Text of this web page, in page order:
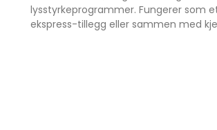
lysstyrkeprogrammer. Fungerer som
ekspress-tillegg eller sammen med